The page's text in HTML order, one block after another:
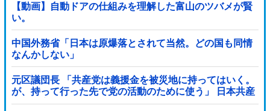
【動画】自動ドアの仕組みを理解した富山のツバメが賢
い。
中国外務省「日本は原爆落とされて当然。どの国も同情
なんかしない」
元区議団長 「共産党は義援金を被災地に持ってはいく。
が、持って行った先で党の活動のために使う」 日本共産
党「事実ではありません」